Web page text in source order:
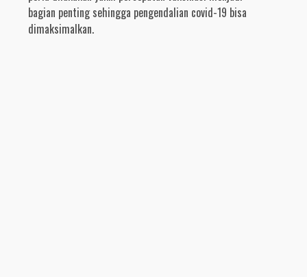
bagian penting sehingga pengendalian covid-19 bisa
dimaksimalkan.